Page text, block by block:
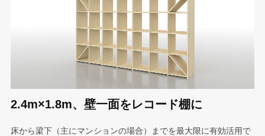
2.4m×1.8m、壁一面をレコード棚に
床から梁下（主にマンションの場合）までを最大限に有効活用で